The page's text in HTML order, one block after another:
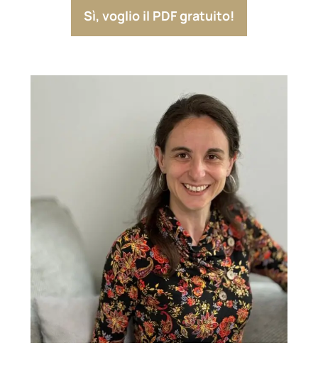
Sì, voglio il PDF gratuito!